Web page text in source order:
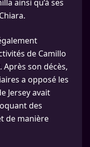
ainsi qu’à ses
de Camillo
Après son décès,
a opposé les
Jersey avait
des
de manière